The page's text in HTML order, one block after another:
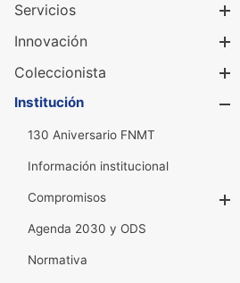
Servicios
Innovación
Coleccionista
Institución
130 Aniversario FNMT
Información institucional
Compromisos
Agenda 2030 y ODS
Normativa